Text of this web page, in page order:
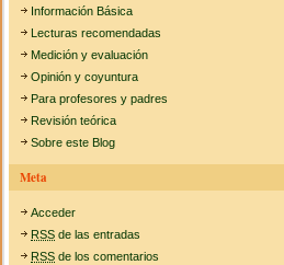
Información Básica
Lecturas recomendadas
Medición y evaluación
Opinión y coyuntura
Para profesores y padres
Revisión teórica
Sobre este Blog
Meta
Acceder
RSS de las entradas
RSS de los comentarios